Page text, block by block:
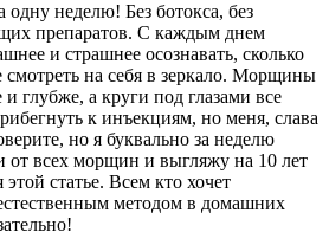
одну неделю! Без ботокса, без
препаратов. С каждым днем
и страшнее осознавать, сколько
смотреть на себя в зеркало. Морщины
и глубже, а круги под глазами все
к инъекциям, но меня, слава
но я буквально за неделю
от всех морщин и выгляжу на 10 лет
статье. Всем кто хочет
методом в домашних